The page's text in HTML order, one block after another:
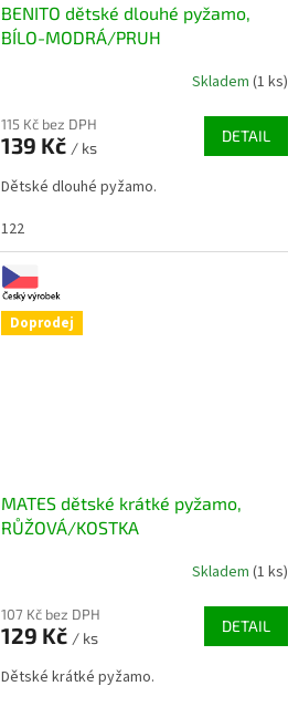
BENITO dětské dlouhé pyžamo,
BÍLO-MODRÁ/PRUH
Skladem (1 ks)
115 Kč bez DPH
139 Kč / ks
DETAIL
Dětské dlouhé pyžamo.
122
Doprodej
MATES dětské krátké pyžamo,
RŮŽOVÁ/KOSTKA
Skladem (1 ks)
107 Kč bez DPH
129 Kč / ks
DETAIL
Dětské krátké pyžamo.